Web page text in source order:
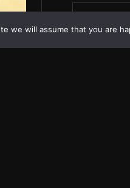
we will assume that you are